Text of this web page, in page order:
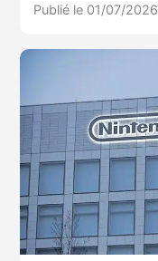
Publié le 01/07/2026